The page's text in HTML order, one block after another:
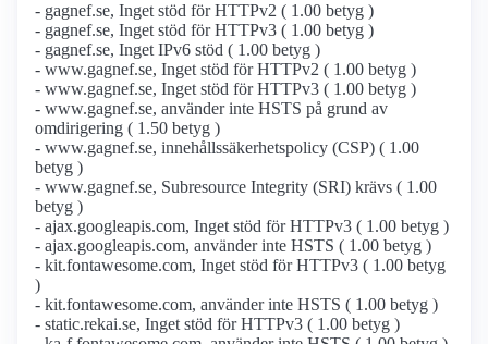
- gagnef.se, Inget stöd för HTTPv2 ( 1.00 betyg )
- gagnef.se, Inget stöd för HTTPv3 ( 1.00 betyg )
- gagnef.se, Inget IPv6 stöd ( 1.00 betyg )
- www.gagnef.se, Inget stöd för HTTPv2 ( 1.00 betyg )
- www.gagnef.se, Inget stöd för HTTPv3 ( 1.00 betyg )
- www.gagnef.se, använder inte HSTS på grund av
omdirigering ( 1.50 betyg )
- www.gagnef.se, innehållssäkerhetspolicy (CSP) ( 1.00
betyg )
- www.gagnef.se, Subresource Integrity (SRI) krävs ( 1.00
betyg )
- ajax.googleapis.com, Inget stöd för HTTPv3 ( 1.00 betyg )
- ajax.googleapis.com, använder inte HSTS ( 1.00 betyg )
- kit.fontawesome.com, Inget stöd för HTTPv3 ( 1.00 betyg
)
- kit.fontawesome.com, använder inte HSTS ( 1.00 betyg )
- static.rekai.se, Inget stöd för HTTPv3 ( 1.00 betyg )